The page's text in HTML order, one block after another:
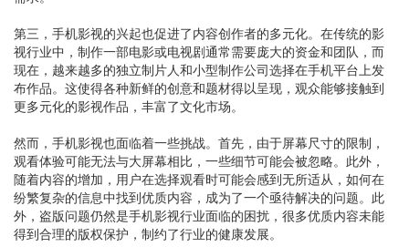
第三，手机影视的兴起也促进了内容创作者的多元化。在传统的影
视行业中，制作一部电影或电视剧通常需要庞大的资金和团队，而
现在，越来越多的独立制片人和小型制作公司选择在手机平台上发
布作品。这使得各种新鲜的创意和题材得以呈现，观众能够接触到
更多元化的影视作品，丰富了文化市场。
然而，手机影视也面临着一些挑战。首先，由于屏幕尺寸的限制，
观看体验可能无法与大屏幕相比，一些细节可能会被忽略。此外，
随着内容的增加，用户在选择观看时可能会感到无所适从，如何在
纷繁复杂的信息中找到优质内容，成为了一个亟待解决的问题。此
外，盗版问题仍然是手机影视行业面临的困扰，很多优质内容未能
得到合理的版权保护，制约了行业的健康发展。